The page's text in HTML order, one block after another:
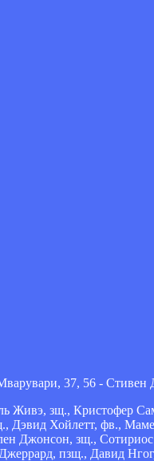
37, 56 - Стивен
Живэ, зщ., Кристофер
Дэвид Хойлетт, фв.,
Джонсон, зщ.,
пзщ., Давид